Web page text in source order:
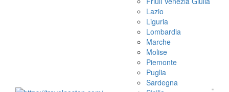
Lazio
Liguria
Lombardia
Marche
Molise
Piemonte
Puglia
Sardegna